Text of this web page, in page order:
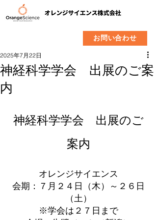
お問い合わせ
神経科学学会 出展のご案
内
2025年7月22日
神経科学学会　出展のご
案内
オレンジサイエンス
会期：７月２４日（木）～２６日
（土）
※学会は２７日まで